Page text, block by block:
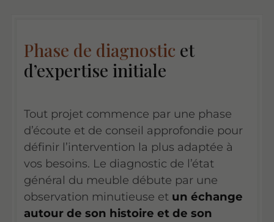
Phase de diagnostic et
d’expertise initiale
Tout projet commence par une phase
d’écoute et de conseil approfondie pour
définir l’intervention la plus adaptée à
vos besoins. Le diagnostic de l’état
général du meuble débute par une
observation minutieuse et un échange
autour de son histoire et de son